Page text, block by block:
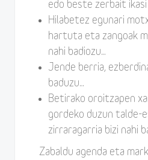
edo beste zerbait ikasi
Hilabetez egunari
hartuta eta zangoak
nahi badiozu…
Jende berria,
baduzu…
Betirako oroitzapen
gordeko duzun talde-
zirraragarria bizi nahi
Zabaldu agenda eta